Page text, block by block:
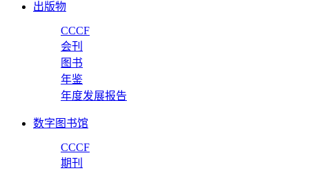
出版物
CCCF
会刊
图书
年鉴
年度发展报告
数字图书馆
CCCF
期刊